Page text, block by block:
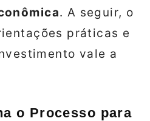
. A seguir, o
práticas e
vale a
o Processo para